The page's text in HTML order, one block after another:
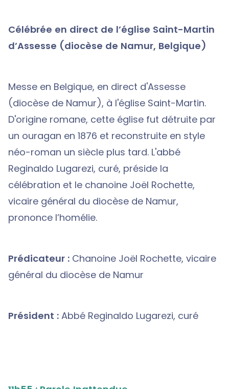
Célébrée en direct de l’église Saint-Martin
d’Assesse (diocèse de Namur, Belgique)
Messe en Belgique, en direct d'Assesse
(diocèse de Namur), à l'église Saint-Martin.
D'origine romane, cette église fut détruite par
un ouragan en 1876 et reconstruite en style
néo-roman un siècle plus tard. L'abbé
Reginaldo Lugarezi, curé, préside la
célébration et le chanoine Joël Rochette,
vicaire général du diocèse de Namur,
prononce l’homélie.
Prédicateur : Chanoine Joël Rochette, vicaire
général du diocèse de Namur
Président : Abbé Reginaldo Lugarezi, curé